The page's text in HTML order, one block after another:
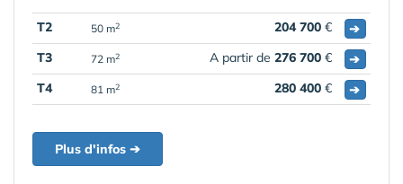
T2 50 m2 204 700 €
➔
T3
72 m2 A partir de 276 700 €
➔
T4
81 m2 280 400 € ➔
Plus d'infos ➔